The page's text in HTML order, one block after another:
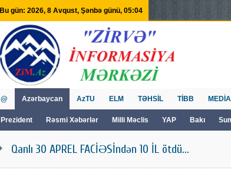
Bu gün: 2026, 8 Avqust, Şənbə günü, 05:04
@ Azərbaycan
Prezident Rəsmi Xəbərlər Milli Məclis YAP Bakı
AzTU ELM TƏHSİL TİBB MEDİA
Qanlı 30 APREL FACİƏSİndən 10 İL ötdü...